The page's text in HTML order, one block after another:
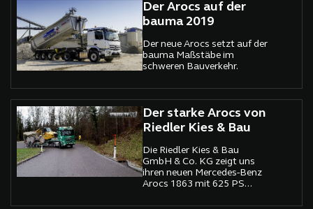
Der Arocs auf der
bauma 2019
Der neue Arocs setzt auf der
bauma Maßstäbe im
schweren Bauverkehr.
Der starke Arocs von
Riedler Kies & Bau
Die Riedler Kies & Bau
GmbH & Co. KG zeigt uns
ihren neuen Mercedes-Benz
Arocs 1863 mit 625 PS...